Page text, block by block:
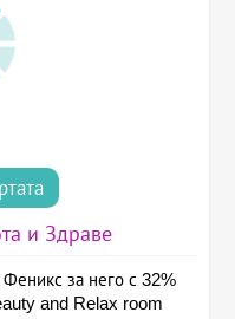
и Здраве
за него с 32%
and Relax room